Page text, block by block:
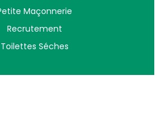
Maçonnerie
Recrutement
Toilettes Séches